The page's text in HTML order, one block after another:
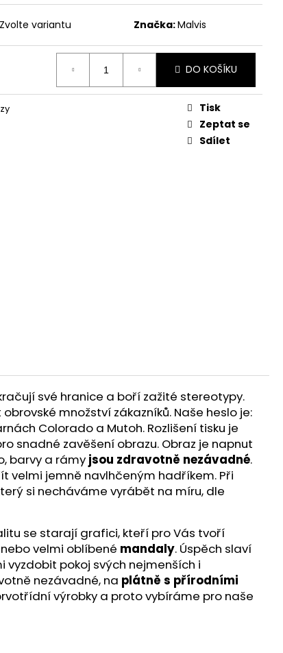
Zvolte variantu Značka:Malvis
DO KOŠÍKU
Tisk
Zeptat se
Sdílet
své hranice a boří zažité stereotypy.
množství zákazníků. Naše heslo je:
Colorado a Mutoh. Rozlišení tisku je
snadné zavěšení obrazu. Obraz je napnut
barvy a rámy jsou zdravotně nezávadné.
velmi jemně navlhčeným hadříkem. Při
si necháváme vyrábět na míru, dle
se starají grafici, kteří pro Vás tvoří
nebo velmi oblíbené mandaly. Úspěch slaví
pokoj svých nejmenších i
nezávadné, na plátně s přírodními
výrobky a proto vybíráme pro naše